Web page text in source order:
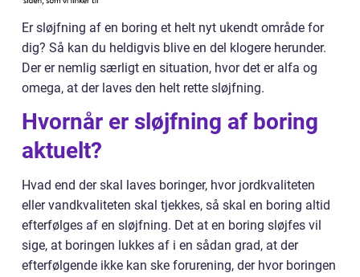
Er sløjfning af en boring et helt nyt ukendt område for
dig? Så kan du heldigvis blive en del klogere herunder.
Der er nemlig særligt en situation, hvor det er alfa og
omega, at der laves den helt rette sløjfning.
Hvornår er sløjfning af boring
aktuelt?
Hvad end der skal laves boringer, hvor jordkvaliteten
eller vandkvaliteten skal tjekkes, så skal en boring altid
efterfølges af en sløjfning. Det at en boring sløjfes vil
sige, at boringen lukkes af i en sådan grad, at der
efterfølgende ikke kan ske forurening, der hvor boringen